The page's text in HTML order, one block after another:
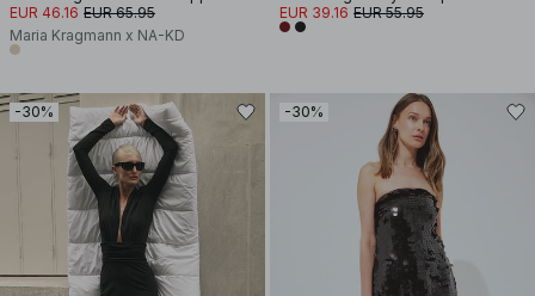
EUR 46.16 EUR 65.95
Maria Kragmann x NA-KD
EUR 39.16 EUR 55.95
-30% -30%